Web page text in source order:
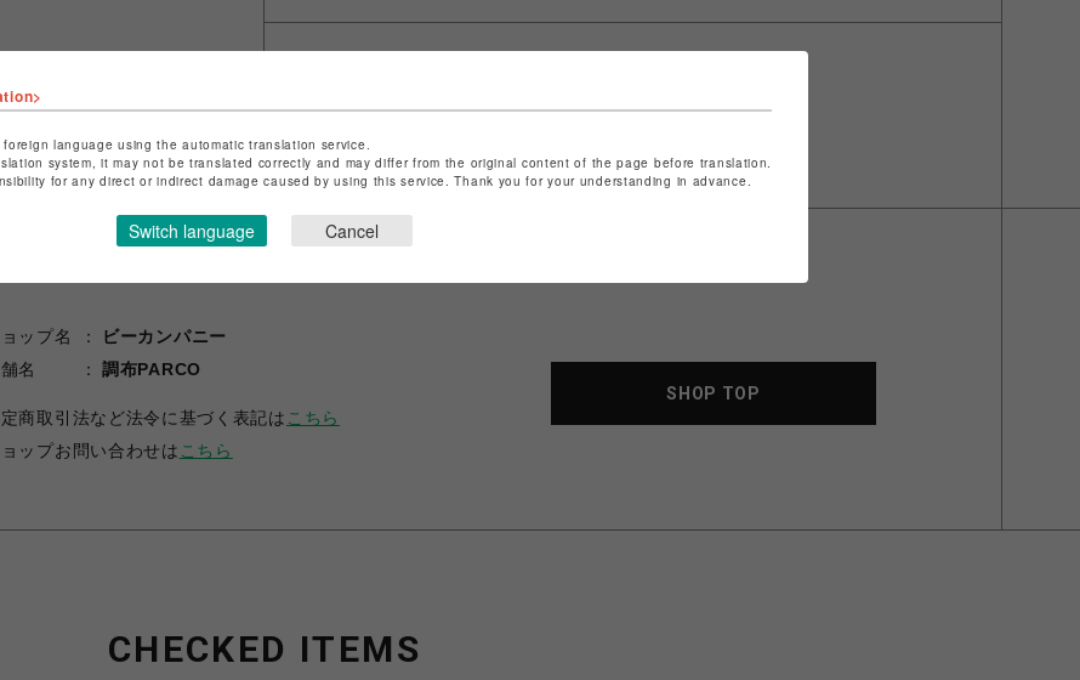
ップ名
ビーカンパニー
名
調布PARCO
商取引法など法令に基づく表記は こちら
ップお問い合わせは こちら
SHOP TOP
CHECKED ITEMS
language using the automatic translation service.
system, it may not be translated correctly and may differ from the original content of the page before translation.
for any direct or indirect damage caused by using this service. Thank you for your understanding in advance.
Switch language Cancel